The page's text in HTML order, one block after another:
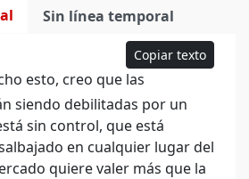
Sin línea temporal
Copiar texto
esto, creo que las
siendo debilitadas por un
sin control, que está
en cualquier lugar del
quiere valer más que la